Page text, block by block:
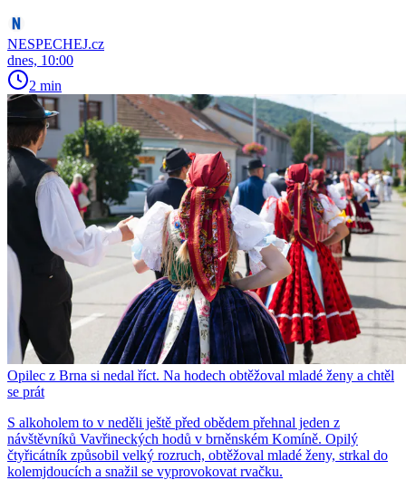
NESPECHEJ.cz
dnes, 10:00
2 min
Opilec z Brna si nedal říct. Na hodech obtěžoval mladé ženy a chtěl
se prát
S alkoholem to v neděli ještě před obědem přehnal jeden z
návštěvníků Vavřineckých hodů v brněnském Komíně. Opilý
čtyřicátník způsobil velký rozruch, obtěžoval mladé ženy, strkal do
kolemjdoucích a snažil se vyprovokovat rvačku.